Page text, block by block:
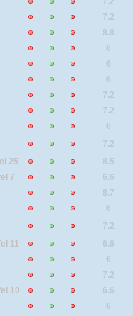
7.2
8.8
6
6
6
7.2
7.2
6
7.2
25
8.5
7
6.6
8.7
6
7.2
11
6.6
6
7.2
10
6.6
6